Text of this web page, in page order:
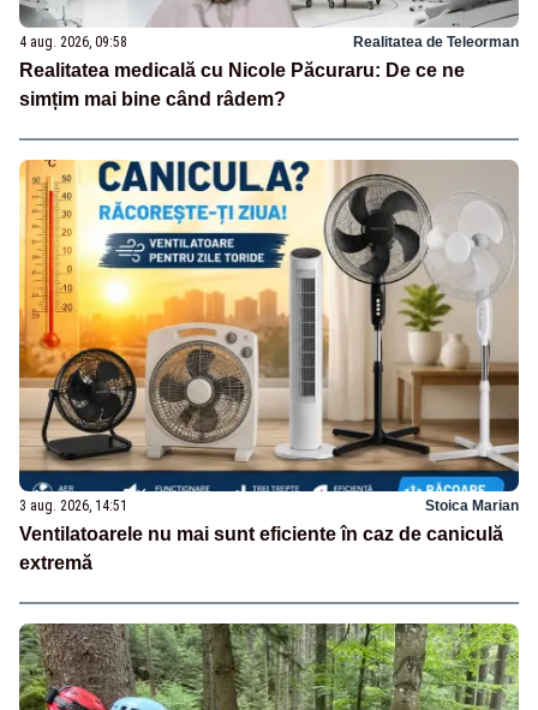
4 aug. 2026, 09:58 Realitatea de Teleorman
Realitatea medicală cu Nicole Păcuraru: De ce ne
simțim mai bine când râdem?
3 aug. 2026, 14:51 Stoica Marian
Ventilatoarele nu mai sunt eficiente în caz de caniculă
extremă